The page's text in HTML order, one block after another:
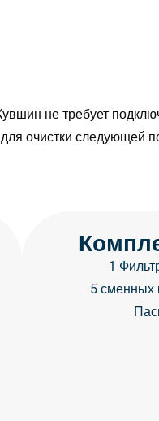
не требует
очистки следующей
1
5 сменных